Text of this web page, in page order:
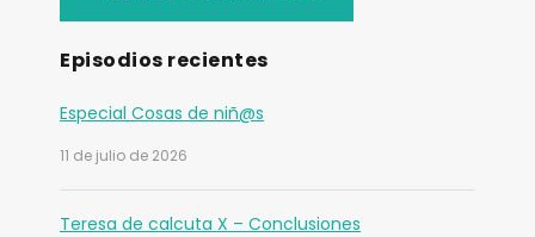
Episodios recientes
Especial Cosas de niñ@s
11 de julio de 2026
Teresa de calcuta X – Conclusiones